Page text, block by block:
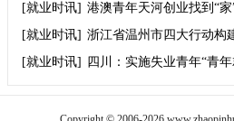
[就业时讯] 港澳青年天河创业找到“家
[就业时讯] 浙江省温州市四大行动构
[就业时讯]
四川：实施失业青年“青